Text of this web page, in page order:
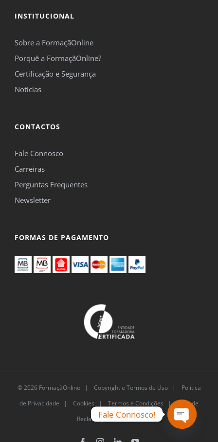
INSTITUCIONAL
Sobre a FormaçãOnline
Porquê a FormaçãOnline?
Certificação e Segurança
Notícias
CONTACTOS
Fale Connosco
Carreiras
Perguntas Frequentes
Newsletter
FORMAS DE PAGAMENTO
© 2026 FormaçãOnline | Copyright e Termos de Uso|
Política
de Privacidade | Cookies | Termos e Condições |Livro de
Reclamações Eletrónico
Fale Connosco!